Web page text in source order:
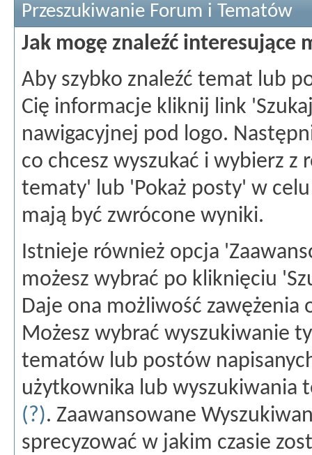
Przeszukiwanie Forum i Tematów
Jak mogę znaleźć
Aby szybko znaleźć temat lub
Cię informacje kliknij link
nawigacyjnej pod logo.
co chcesz wyszukać i wybierz z
tematy' lub 'Pokaż posty' w
mają być zwrócone wyniki.
Istnieje również opcja
możesz wybrać po kliknięciu
Daje ona możliwość zawężenia
Możesz wybrać wyszukiwanie
tematów lub postów
użytkownika lub wyszukiwania
(?). Zaawansowane
sprecyzować w jakim czasie